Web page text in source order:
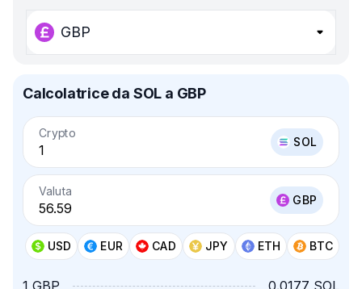
GBP
Calcolatrice da SOL a GBP
Crypto
SOL
Valuta
GBP
USD EUR CAD JPY ETH BTC
1 GBP 0.0177 SOL